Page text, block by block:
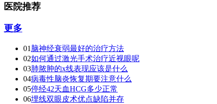
医院推荐
更多
01 脑神经衰弱最好的治疗方法
02如何通过激光手术治疗近视眼呢
03肺脓肿的x线表现应该是什么
04病毒性脑炎恢复期要注意什么
05停经42天血HCG多少正常
06埋线双眼皮术优点缺陷并存